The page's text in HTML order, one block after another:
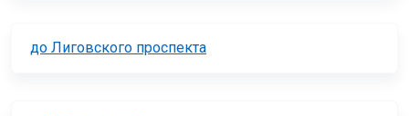
до Лиговского проспекта